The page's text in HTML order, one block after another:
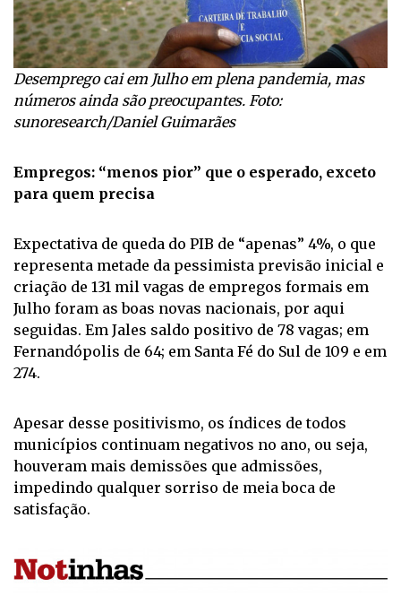
Desemprego cai em Julho em plena pandemia, mas
números ainda são preocupantes. Foto:
sunoresearch/Daniel Guimarães
Empregos: “menos pior” que o esperado, exceto
para quem precisa
Expectativa de queda do PIB de “apenas” 4%, o que
representa metade da pessimista previsão inicial e
criação de 131 mil vagas de empregos formais em
Julho foram as boas novas nacionais, por aqui
seguidas. Em Jales saldo positivo de 78 vagas; em
Fernandópolis de 64; em Santa Fé do Sul de 109 e em
274.
Apesar desse positivismo, os índices de todos
municípios continuam negativos no ano, ou seja,
houveram mais demissões que admissões,
impedindo qualquer sorriso de meia boca de
satisfação.